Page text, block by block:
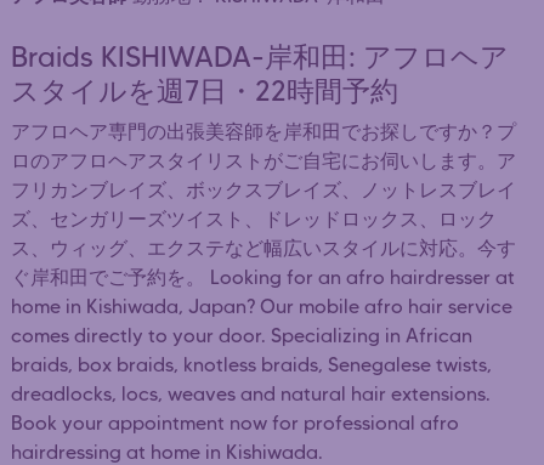
Braids KISHIWADA-岸和田: アフロヘア
スタイルを週7日・22時間予約
アフロヘア専門の出張美容師を岸和田でお探しですか？プ
ロのアフロヘアスタイリストがご自宅にお伺いします。ア
フリカンブレイズ、ボックスブレイズ、ノットレスブレイ
ズ、センガリーズツイスト、ドレッドロックス、ロック
ス、ウィッグ、エクステなど幅広いスタイルに対応。今す
ぐ岸和田でご予約を。 Looking for an afro hairdresser at
home in Kishiwada, Japan? Our mobile afro hair service
comes directly to your door. Specializing in African
braids, box braids, knotless braids, Senegalese twists,
dreadlocks, locs, weaves and natural hair extensions.
Book your appointment now for professional afro
hairdressing at home in Kishiwada.